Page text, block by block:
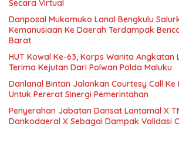
Secara Virtual
Danposal Mukomuko Lanal Bengkulu
Kemanusiaan Ke Daerah Terdampak
Barat
HUT Kowal Ke-63, Korps Wanita Angkatan
Terima Kejutan Dari Polwan Polda Maluku
Danlanal Bintan Jalankan Courtesy Call Ke
Untuk Pererat Sinergi Pemerintahan
Penyerahan Jabatan Dansat Lantamal X
Dankodaeral X Sebagai Dampak Validasi